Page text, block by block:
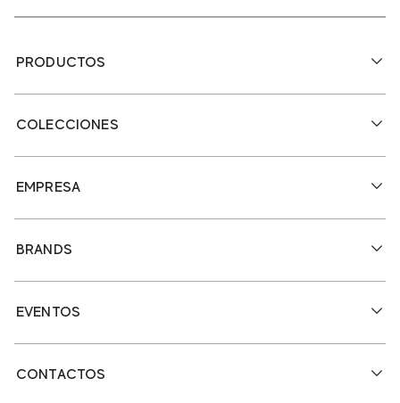
PRODUCTOS
COLECCIONES
EMPRESA
BRANDS
EVENTOS
CONTACTOS